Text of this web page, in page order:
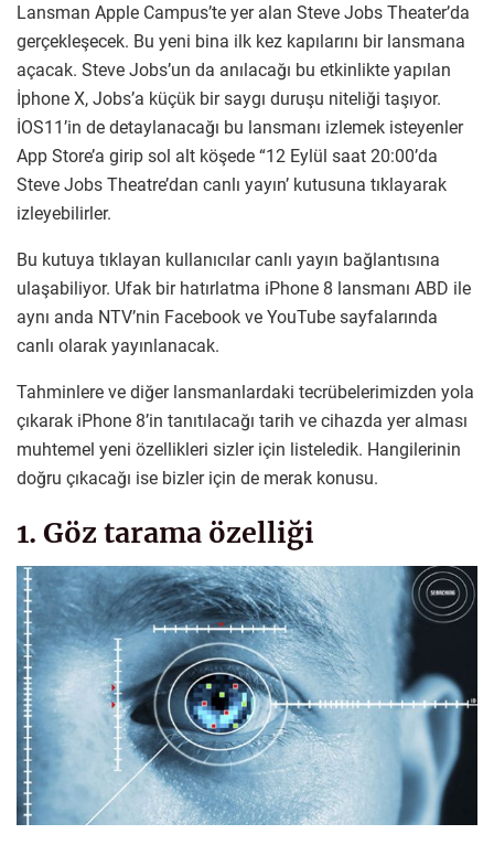
Lansman Apple Campus’te yer alan Steve Jobs Theater’da
gerçekleşecek. Bu yeni bina ilk kez kapılarını bir lansmana
açacak. Steve Jobs’un da anılacağı bu etkinlikte yapılan
İphone X, Jobs’a küçük bir saygı duruşu niteliği taşıyor.
İOS11’in de detaylanacağı bu lansmanı izlemek isteyenler
App Store’a girip sol alt köşede “12 Eylül saat 20:00’da
Steve Jobs Theatre’dan canlı yayın’ kutusuna tıklayarak
izleyebilirler.
Bu kutuya tıklayan kullanıcılar canlı yayın bağlantısına
ulaşabiliyor. Ufak bir hatırlatma iPhone 8 lansmanı ABD ile
aynı anda NTV’nin Facebook ve YouTube sayfalarında
canlı olarak yayınlanacak.
Tahminlere ve diğer lansmanlardaki tecrübelerimizden yola
çıkarak iPhone 8’in tanıtılacağı tarih ve cihazda yer alması
muhtemel yeni özellikleri sizler için listeledik. Hangilerinin
doğru çıkacağı ise bizler için de merak konusu.
1. Göz tarama özelliği